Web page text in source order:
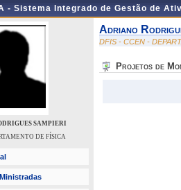
- Sistema Integrado de Gestão de
SAMPIERI
DE FÍSICA
Adriano
DFIS - CCEN -
Projetos de